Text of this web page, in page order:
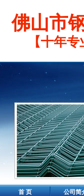
佛山市
【十年
首 页 公司简